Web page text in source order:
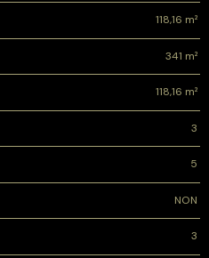
118,16 m²
341 m²
118,16 m²
3
5
NON
3